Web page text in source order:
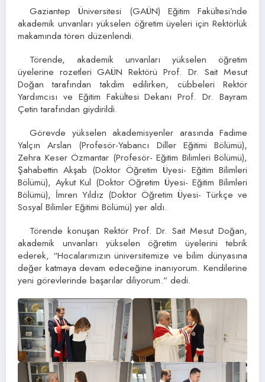
Gaziantep Üniversitesi (GAÜN) Eğitim Fakültesi’nde
akademik unvanları yükselen öğretim üyeleri için Rektörlük
makamında tören düzenlendi.
Törende, akademik unvanları yükselen öğretim
üyelerine rozetleri GAÜN Rektörü Prof. Dr. Sait Mesut
Doğan tarafından takdim edilirken, cübbeleri Rektör
Yardımcısı ve Eğitim Fakültesi Dekanı Prof. Dr. Bayram
Çetin tarafından giydirildi.
Görevde yükselen akademisyenler arasında Fadime
Yalçın Arslan (Profesör-Yabancı Diller Eğitimi Bölümü),
Zehra Keser Özmantar (Profesör- Eğitim Bilimleri Bölümü),
Şahabettin Akşab (Doktor Öğretim Üyesi- Eğitim Bilimleri
Bölümü), Aykut Kul (Doktor Öğretim Üyesi- Eğitim Bilimleri
Bölümü), İmren Yıldız (Doktor Öğretim Üyesi- Türkçe ve
Sosyal Bilimler Eğitimi Bölümü) yer aldı.
Törende konuşan Rektör Prof. Dr. Sait Mesut Doğan,
akademik unvanları yükselen öğretim üyelerini tebrik
ederek, “Hocalarımızın üniversitemize ve bilim dünyasına
değer katmaya devam edeceğine inanıyorum. Kendilerine
yeni görevlerinde başarılar diliyorum.” dedi.